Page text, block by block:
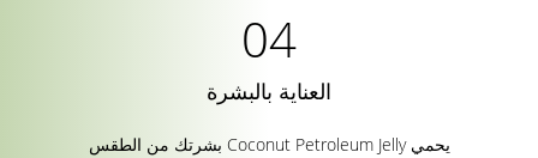
العناية بالبشرة
يحمي Coconut Petroleum Jelly بشرتك من الطقس